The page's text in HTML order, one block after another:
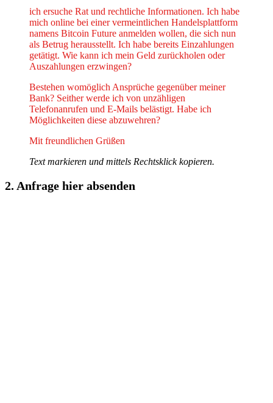
ich ersuche Rat und rechtliche Informationen. Ich habe
mich online bei einer vermeintlichen Handelsplattform
namens Bitcoin Future anmelden wollen, die sich nun
als Betrug herausstellt. Ich habe bereits Einzahlungen
getätigt. Wie kann ich mein Geld zurückholen oder
Auszahlungen erzwingen?
Bestehen womöglich Ansprüche gegenüber meiner
Bank? Seither werde ich von unzähligen
Telefonanrufen und E-Mails belästigt. Habe ich
Möglichkeiten diese abzuwehren?
Mit freundlichen Grüßen​
Text markieren und mittels Rechtsklick kopieren.
2. Anfrage hier absenden​